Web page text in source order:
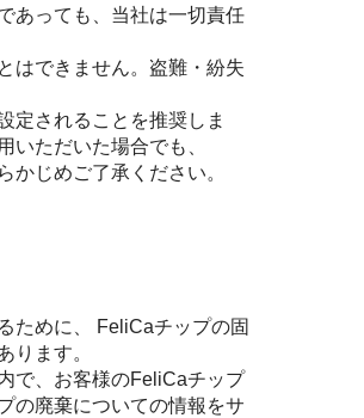
あっても、当社は一切責任
はできません。盗難・紛失
定されることを推奨しま
ただいた場合でも、
じめご了承ください。
ために、 FeliCaチップの固
ります。
で、お客様のFeliCaチップ
の廃棄についての情報をサ